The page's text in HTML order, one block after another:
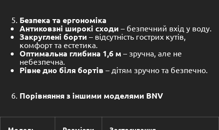
Безпека та ергономіка
Антиковзні широкі сходи – безпечний вхід у воду.
Закруглені борти – відсутність гострих кутів,
комфорт та естетика.
Оптимальна глибина 1,6 м – зручна, але не
небезпечна.
Рівне дно біля бортів – дітям зручно та безпечно.
Порівняння з іншими моделями BNV